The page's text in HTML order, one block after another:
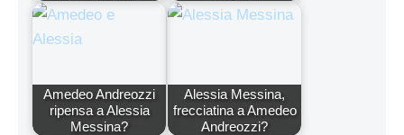
Amedeo Andreozzi
ripensa a Alessia
Messina?
Alessia Messina,
frecciatina a Amedeo
Andreozzi?